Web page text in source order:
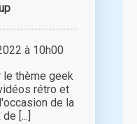
à 10h00
le thème geek
rétro et
de la
[...]